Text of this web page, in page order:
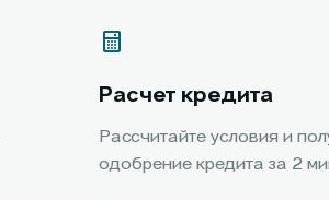
Расчет кредита
Рассчитайте условия и
одобрение кредита за 2